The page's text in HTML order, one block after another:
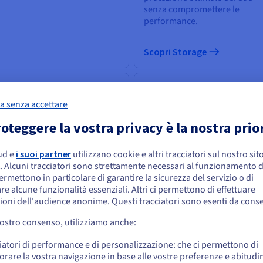
senza compromettere le
performance.
Scopri Storage
dell'Intelligenza
alla portata di tutti:
a strumenti in grado di
IA & Machine Learning
motori di database e fai
tua infrastruttura di dati da
che la tua localizzazione sia Stati
un ordine da Stati Uniti, è necessario accedere al sito web del
un account.
us.ovhcloud.com/
Inglese USD - $
senza accettare
la vostra privacy è la nostra
ei suoi partner utilizzano cookie e altri tracciatori sul nostro sito
Alcuni tracciatori sono strettamente necessari al funzionamento
in particolare di garantire la sicurezza del servizio o di
alcune funzionalità essenziali. Altri ci permettono di effettuare
dell'audience anonime. Questi tracciatori sono esenti da
consenso, utilizziamo anche:
di performance e di personalizzazione: che ci permettono di
la vostra navigazione in base alle vostre preferenze e